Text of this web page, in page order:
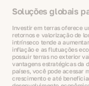
Soluções globais
Investir em terras oferece
retornos e valorização de
intrínseco tende a
inflação e as flutuações
possuir terras no exterior
vantagens estratégicas da
países, você pode acessar
crescimento e até